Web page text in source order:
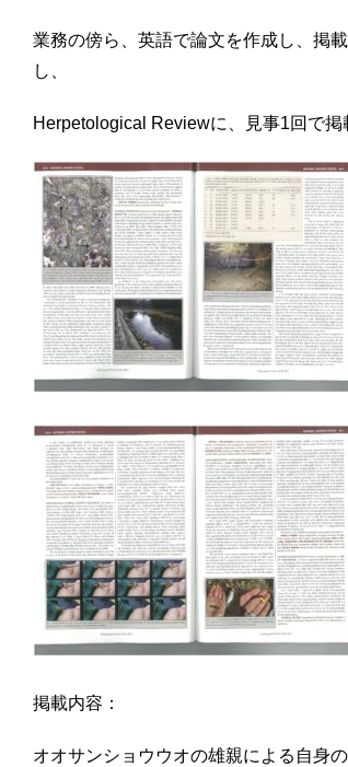
業務の傍ら、英語で論文を作成し、掲
し、
Herpetological Reviewに、見事1回で
掲載内容：
オオサンショウウオの雄親による自身